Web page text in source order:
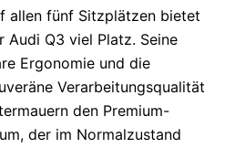
allen fünf Sitzplätzen bietet
Audi Q3 viel Platz. Seine
Ergonomie und die
Verarbeitungsqualität
den Premium-
der im Normalzustand